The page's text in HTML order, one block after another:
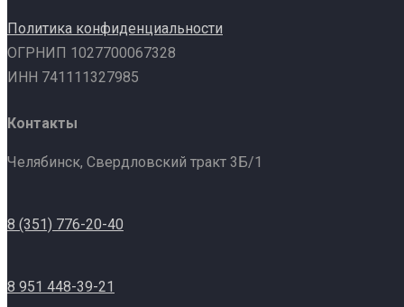
Политика конфиденциальности
ОГРНИП 1027700067328
ИНН 741111327985
Контакты
Челябинск, Свердловский тракт 3Б/1
8 (351) 776-20-40
8 951 448-39-21